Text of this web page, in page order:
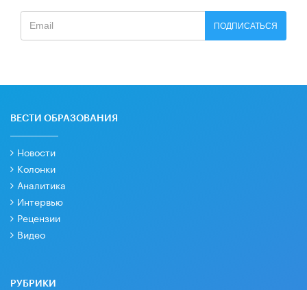
ПОДПИСАТЬСЯ
ВЕСТИ ОБРАЗОВАНИЯ
Новости
Колонки
Аналитика
Интервью
Рецензии
Видео
РУБРИКИ